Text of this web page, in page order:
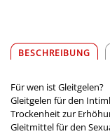
BESCHREIBUNG
Für wen ist Gleitgelen?
Gleitgelen für den
Trockenheit zur
Gleitmittel für den